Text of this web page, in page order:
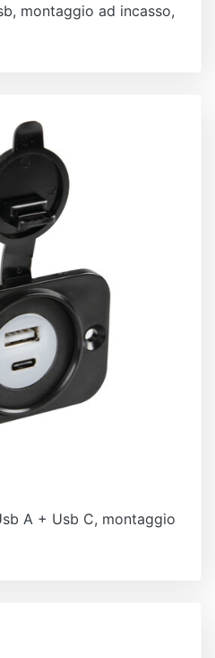
montaggio ad incasso,
A + Usb C, montaggio